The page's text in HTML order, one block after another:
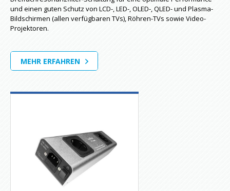
und einen guten Schutz von LCD-, LED-, OLED-, QLED- und Plasma-
Bildschirmen (allen verfügbaren TVs), Röhren-TVs sowie Video-
Projektoren.
MEHR ERFAHREN